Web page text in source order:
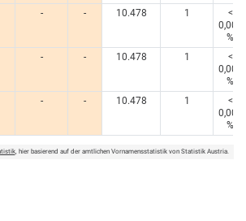
- - 10.478 1
<
0,005
%
- - 10.478 1
<
0,005
%
- - 10.478 1
<
0,005
%
, hier basierend auf der amtlichen Vornamensstatistik von Statistik Austria.